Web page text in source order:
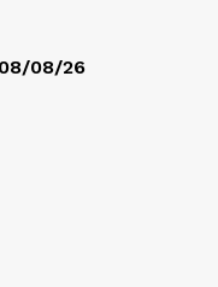
08/08/26